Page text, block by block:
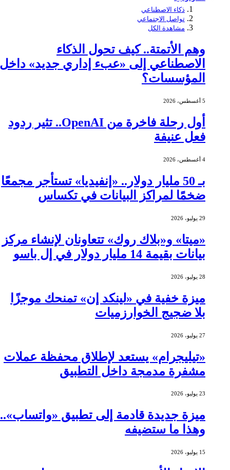
ذكاء الاصطناعي
تواصل الاجتماعي
مشاهدة الكل
وهم الأتمتة.. كيف تحول الذكاء
الاصطناعي إلى «عبء إداري جديد» داخل
المؤسسات؟
5 أغسطس، 2026
أول رحلة فاخرة من OpenAI.. تثير ردود
فعل عنيفة
4 أغسطس، 2026
بـ 50 مليار دولار.. «إنفيديا» تستأجر مجمعًا
ضخمًا لمراكز البيانات في تكساس
29 يوليو، 2026
«ميتا» و«بلاك روك» تتعاونان لإنشاء مركز
بيانات بقيمة 14 مليار دولار في إل باسو
28 يوليو، 2026
ميزة خفية في «لينكد إن» تمنحك موجزًا
بلا ضجيج الخوارزميات
27 يوليو، 2026
«تيليجرام» يستعد لإطلاق محفظة عملات
مشفرة مدمجة داخل التطبيق
23 يوليو، 2026
ميزة جديدة قادمة إلى تطبيق «واتساب»..
وهذا ما ستضيفه
15 يوليو، 2026